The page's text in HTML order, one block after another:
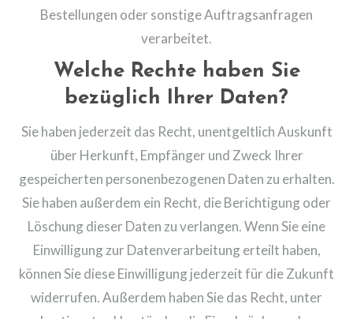
Bestellungen oder sonstige Auftragsanfragen
verarbeitet.
Welche Rechte haben Sie
bezüglich Ihrer Daten?
Sie haben jederzeit das Recht, unentgeltlich Auskunft
über Herkunft, Empfänger und Zweck Ihrer
gespeicherten personenbezogenen Daten zu erhalten.
Sie haben außerdem ein Recht, die Berichtigung oder
Löschung dieser Daten zu verlangen. Wenn Sie eine
Einwilligung zur Datenverarbeitung erteilt haben,
können Sie diese Einwilligung jederzeit für die Zukunft
widerrufen. Außerdem haben Sie das Recht, unter